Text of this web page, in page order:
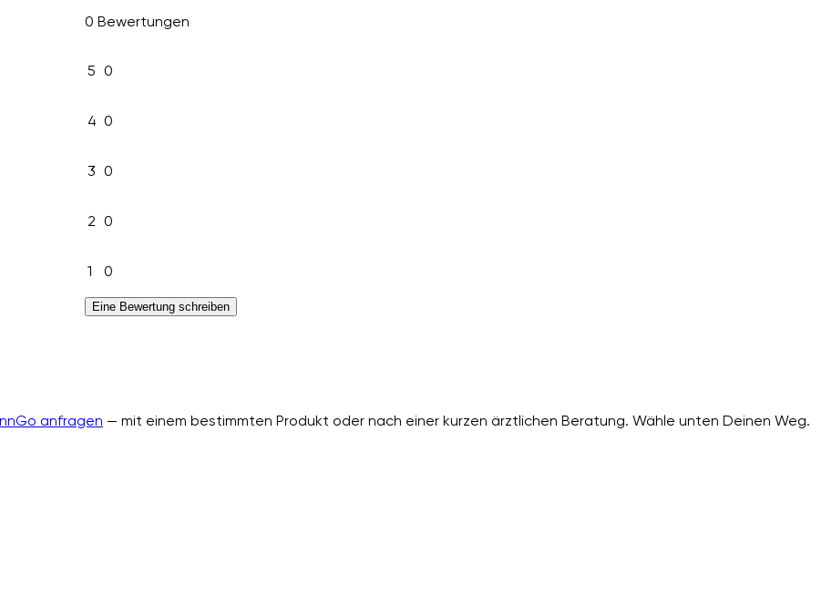
0 Bewertungen
5 0
4 0
3 0
2 0
1 0
Eine Bewertung schreiben
anfragen — mit einem bestimmten Produkt oder nach einer kurzen ärztlichen Beratung. Wähle unten Deinen Weg.